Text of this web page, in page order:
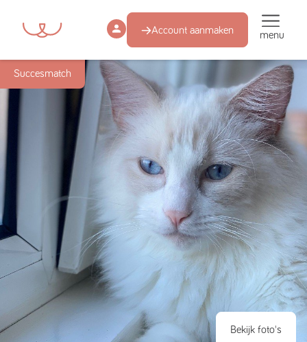
Account aanmaken menu
Succesmatch
Bekijk foto's